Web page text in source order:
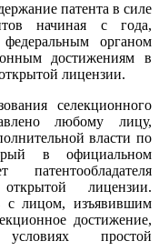
патента в силе
начиная с года,
органом
достижениям в
лицензии.
селекционного
любому лицу,
власти по
в официальном
лицензии.
с лицом, изъявившим
достижение,
простой